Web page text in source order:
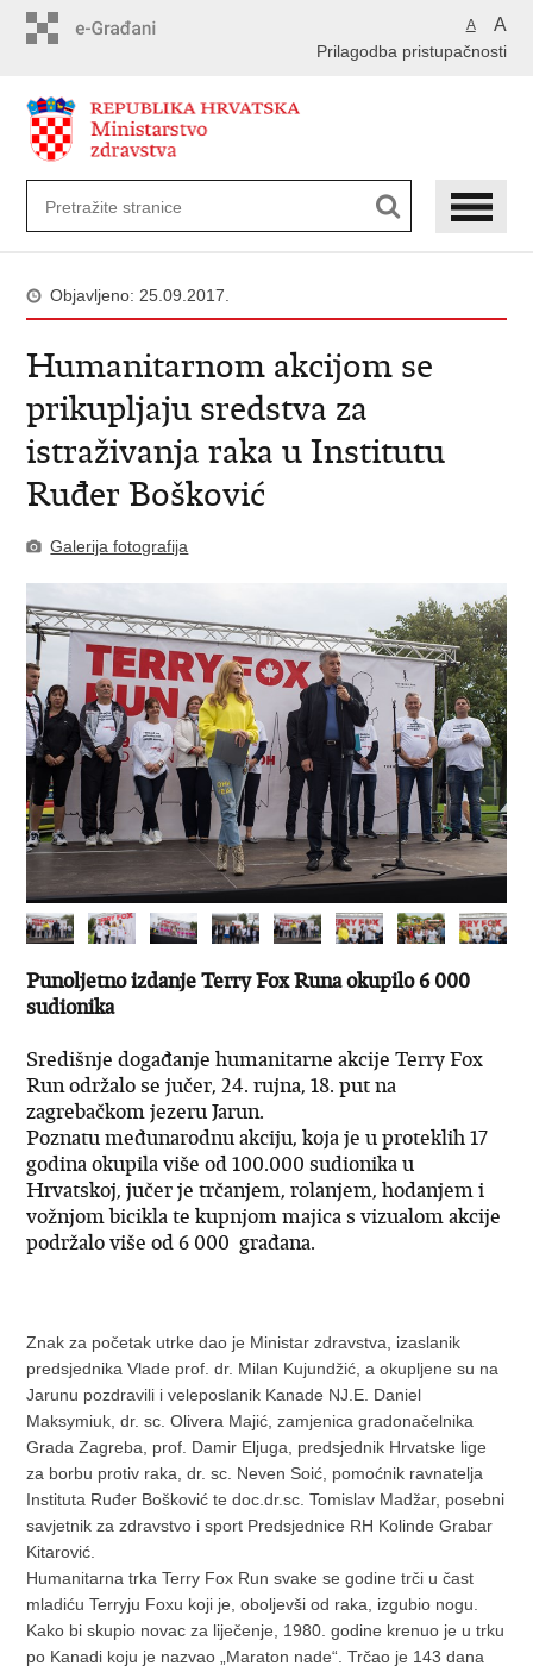
A A
Prilagodba pristupačnosti
Objavljeno: 25.09.2017.
Humanitarnom akcijom se
prikupljaju sredstva za
istraživanja raka u Institutu
Ruđer Bošković
Galerija fotografija
Punoljetno izdanje Terry Fox Runa okupilo 6 000
sudionika
Središnje događanje humanitarne akcije Terry Fox
Run održalo se jučer, 24. rujna, 18. put na
zagrebačkom jezeru Jarun.
Poznatu međunarodnu akciju, koja je u proteklih 17
godina okupila više od 100.000 sudionika u
Hrvatskoj, jučer je trčanjem, rolanjem, hodanjem i
vožnjom bicikla te kupnjom majica s vizualom akcije
podržalo više od 6 000 građana.
Znak za početak utrke dao je Ministar zdravstva, izaslanik
predsjednika Vlade prof. dr. Milan Kujundžić, a okupljene su na
Jarunu pozdravili i veleposlanik Kanade NJ.E. Daniel
Maksymiuk, dr. sc. Olivera Majić, zamjenica gradonačelnika
Grada Zagreba, prof. Damir Eljuga, predsjednik Hrvatske lige
za borbu protiv raka, dr. sc. Neven Soić, pomoćnik ravnatelja
Instituta Ruđer Bošković te doc.dr.sc. Tomislav Madžar, posebni
savjetnik za zdravstvo i sport Predsjednice RH Kolinde Grabar
Kitarović.
Humanitarna trka Terry Fox Run svake se godine trči u čast
mladiću Terryju Foxu koji je, oboljevši od raka, izgubio nogu.
Kako bi skupio novac za liječenje, 1980. godine krenuo je u trku
po Kanadi koju je nazvao „Maraton nade“. Trčao je 143 dana